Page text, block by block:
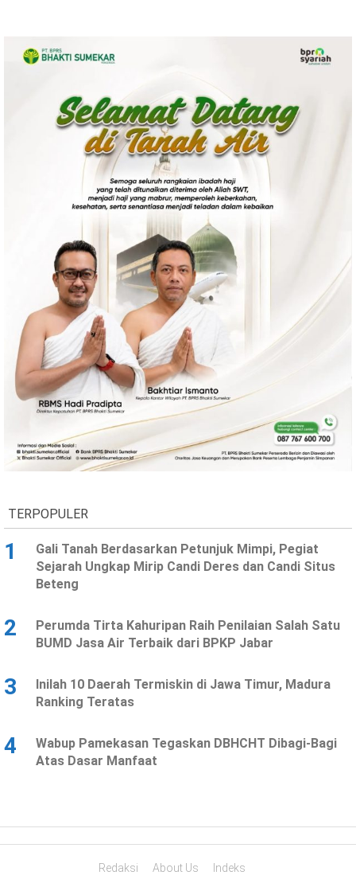
TERPOPULER
1
Gali Tanah Berdasarkan Petunjuk Mimpi, Pegiat
Sejarah Ungkap Mirip Candi Deres dan Candi Situs
Beteng
2
Perumda Tirta Kahuripan Raih Penilaian Salah Satu
BUMD Jasa Air Terbaik dari BPKP Jabar
3
Inilah 10 Daerah Termiskin di Jawa Timur, Madura
Ranking Teratas
4
Wabup Pamekasan Tegaskan DBHCHT Dibagi-Bagi
Atas Dasar Manfaat
Redaksi About Us Indeks